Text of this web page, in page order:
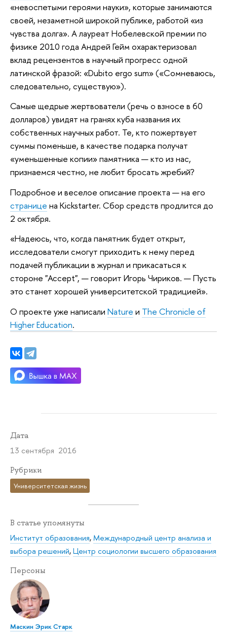
«невоспетыми героями науки», которые занимаются
своей, незаметной широкой публике, работой «из
чувства долга». А лауреат Нобелевской премии по
физике 2010 года Андрей Гейм охарактеризовал
вклад рецензентов в научный прогресс одной
латинской фразой: «Dubito ergo sum» («Сомневаюсь,
следовательно, существую»).
Самые щедрые жертвователи (речь о взносе в 60
долларов) увидят на гранях куба названия их
собственных научных работ. Те, кто пожертвует
суммы поменьше, в качестве подарка получат
«уменьшенные копии» памятника — кто из нас,
признаемся честно, не любит бросать жребий?
Подробное и веселое описание проекта — на его
странице на Kickstarter. Сбор средств продлится до
2 октября.
«Надеюсь, что, когда памятник будет открыт,
исследователи смогут приходить к нему перед
подачей публикации в журнал и прикасаться к
стороне "Accept", — говорит Игорь Чириков. — Пусть
это станет хорошей университетской традицией».
О проекте уже написали Nature и The Chronicle of
Higher Education.
Дата
13 сентября 2016
Рубрики
Университетская жизнь
В статье упомянуты
Институт образования,Международный центр анализа и
выбора решений,Центр социологии высшего образования
Персоны
Маскин Эрик Старк